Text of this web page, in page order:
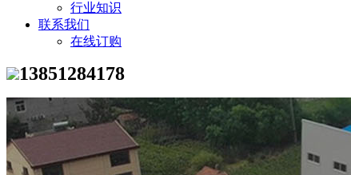
行业知识
联系我们
在线订购
13851284178